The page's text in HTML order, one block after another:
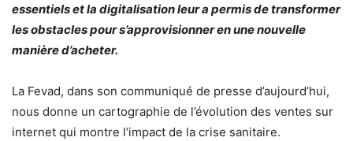
essentiels et la digitalisation leur a permis de transformer
les obstacles pour s’approvisionner en une nouvelle
manière d’acheter.
La Fevad, dans son communiqué de presse d’aujourd’hui,
nous donne un cartographie de l’évolution des ventes sur
internet qui montre l’impact de la crise sanitaire.